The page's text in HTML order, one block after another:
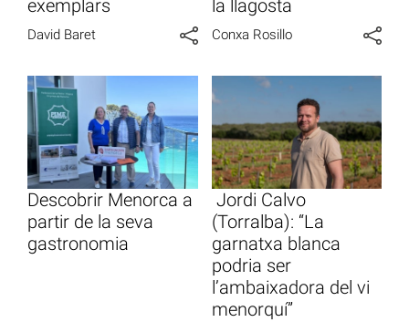
exemplars
David Baret
la llagosta
Conxa Rosillo
Descobrir Menorca a
partir de la seva
gastronomia
Jordi Calvo
(Torralba): “La
garnatxa blanca
podria ser
l’ambaixadora del vi
menorquí”